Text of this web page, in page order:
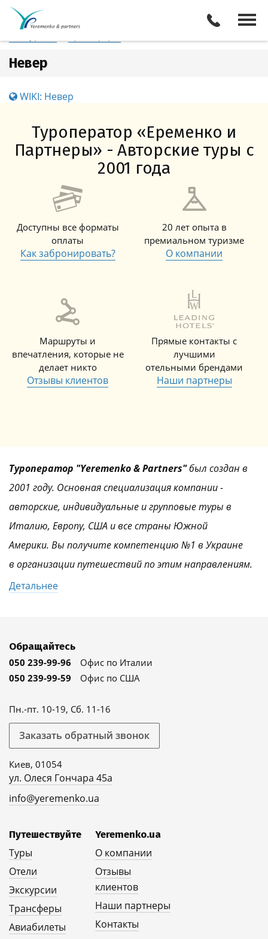
Франция
Невер
WIKI: Невер
Туроператор «Еременко и
Партнеры» - Авторские туры с
2001 года
Доступны все форматы
оплаты
Как забронировать?
20 лет опыта в
премиальном туризме
О компании
Маршруты и
впечатления, которые не
делает никто
Отзывы клиентов
Прямые контакты с
лучшими
отельными брендами
Наши партнеры
Туроператор "Yeremenko & Partners"был создан в
2001 году. Основная специализация компании -
авторские, индивидуальные и групповые туры в
Италию, Европу, США и все страны Южной
Америки. Вы получите компетенцию №1 в Украине
в организации путешествий по этим направлениям.
Детальнее
Обращайтесь
050 239-99-96
Офис по Италии
050 239-99-59
Офис по США
Пн.-пт. 10-19, Сб. 11-16
Заказать обратный звонок
Киев, 01054
ул. Олеся Гончара 45а
info@yeremenko.ua
Путешествуйте
Туры
Отели
Экскурсии
Трансферы
Авиабилеты
Yeremenko.ua
О компании
Отзывы
клиентов
Наши партнеры
Контакты